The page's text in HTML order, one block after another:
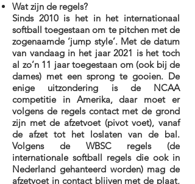
Wat zijn de regels?
Sinds 2010 is het in het internationaal
softball toegestaan om te pitchen met de
zogenaamde ‘jump style’. Met de datum
van vandaag in het jaar 2021 is het toch
al zo’n 11 jaar toegestaan om (ook bij de
dames) met een sprong te gooien. De
enige uitzondering is de NCAA
competitie in Amerika, daar moet er
volgens de regels contact met de grond
zijn met de afzetvoet (pivot voet), vanaf
de afzet tot het loslaten van de bal.
Volgens de WBSC regels (de
internationale softball regels die ook in
Nederland gehanteerd worden) mag de
afzetvoet in contact blijven met de plaat,